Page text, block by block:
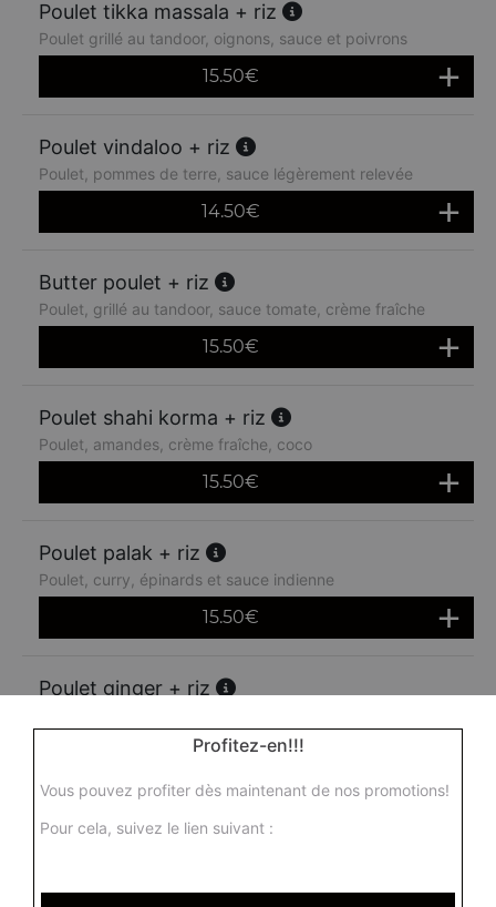
Poulet tikka massala + riz
Poulet grillé au tandoor, oignons, sauce et poivrons
15.50€
Poulet vindaloo + riz
Poulet, pommes de terre, sauce légèrement relevée
14.50€
Butter poulet + riz
Poulet, grillé au tandoor, sauce tomate, crème fraîche
15.50€
Poulet shahi korma + riz
Poulet, amandes, crème fraîche, coco
15.50€
Poulet palak + riz
Poulet, curry, épinards et sauce indienne
15.50€
Poulet ginger + riz
Profitez-en!!!
Vous pouvez profiter dès maintenant de nos promotions!
Pour cela, suivez le lien suivant :